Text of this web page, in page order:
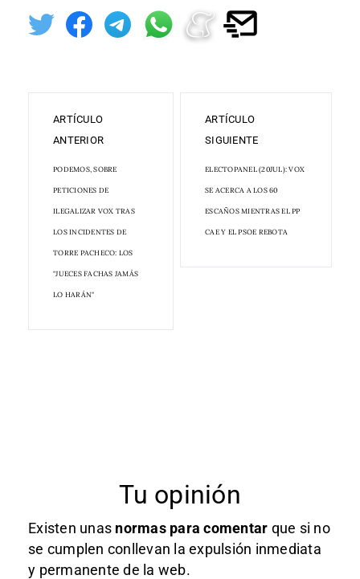
ARTÍCULO
ANTERIOR
PODEMOS, SOBRE
PETICIONES DE
ILEGALIZAR VOX TRAS
LOS INCIDENTES DE
TORRE PACHECO: LOS
"JUECES FACHAS JAMÁS
LO HARÁN"
ARTÍCULO
SIGUIENTE
ELECTOPANEL (20JUL): VOX
SE ACERCA A LOS 60
ESCAÑOS MIENTRAS EL PP
CAE Y EL PSOE REBOTA
Tu opinión
Existen unas normas para comentar que si no
se cumplen conllevan la expulsión inmediata
y permanente de la web.